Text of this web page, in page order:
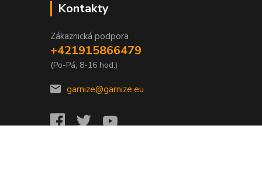
Kontakty
Zákaznická podpora
+421915866479
(Po-Pá, 8-16 hod.)
garnize@garnize.eu